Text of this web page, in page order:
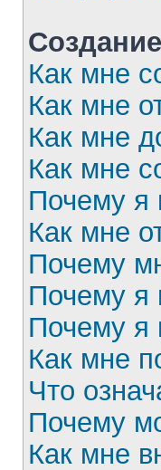
Как мне
Как мне
Как мне
Как мне
Почему я
Как мне
Почему
Почему я
Почему я
Как мне
Что
Почему
Как мне